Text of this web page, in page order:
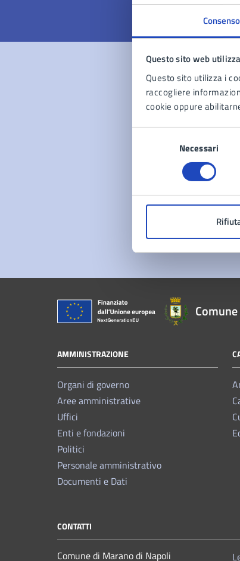
Consenso
Questo sito web
Questo sito utilizza i
raccogliere
cookie oppure
Necessari
AMMINISTRAZIONE
Organi di governo
Aree amministrative
Uffici
Enti e fondazioni
Politici
Personale amministrativo
Documenti e Dati
CONTATTI
Comune di Marano di Napoli